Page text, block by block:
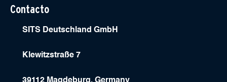
Contacto
SITS Deutschland GmbH
Klewitzstraße 7
39112 Magdeburg, Germany